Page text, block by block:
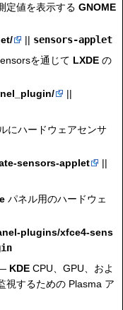
定値を表示するGNOME
|| sensors-applet
を通じて LXDE の
||
にハードウェアセンサ
sensors-applet
||
パネル用のハードウェ
plugins/xfce4-sens
KDE CPU、GPU、およ
視するための Plasma ア